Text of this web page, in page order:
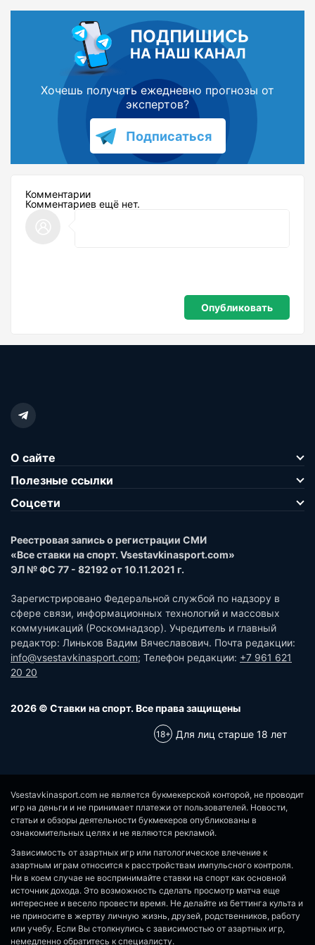
ПОДПИШИСЬ
НА НАШ КАНАЛ
Хочешь получать ежедневно прогнозы от
экспертов?
Подписаться
Комментарии
Комментариев ещё нет.
О сайте
Полезные ссылки
Соцсети
Реестровая запись о регистрации СМИ
«Все ставки на спорт. Vsestavkinasport.com»
ЭЛ № ФС 77 - 82192 от 10.11.2021 г.
Зарегистрировано Федеральной службой по надзору в
сфере связи, информационных технологий и массовых
коммуникаций (Роскомнадзор). Учредитель и главный
редактор: Линьков Вадим Вячеславович. Почта редакции:
info@vsestavkinasport.com; Телефон редакции: +7 961 621
20 20
2026 © Ставки на спорт. Все права защищены
Для лиц старше 18 лет
Vsestavkinasport.com не является букмекерской конторой, не проводит
игр на деньги и не принимает платежи от пользователей. Новости,
статьи и обзоры деятельности букмекеров опубликованы в
ознакомительных целях и не являются рекламой.
Зависимость от азартных игр или патологическое влечение к
азартным играм относится к расстройствам импульсного контроля.
Ни в коем случае не воспринимайте ставки на спорт как основной
источник дохода. Это возможность сделать просмотр матча еще
интереснее и весело провести время. Не делайте из беттинга культа и
не приносите в жертву личную жизнь, друзей, родственников, работу
или учебу. Если Вы столкнулись с зависимостью от азартных игр,
немедленно обратитесь к специалисту.